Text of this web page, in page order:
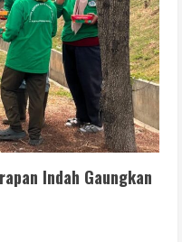
Indah Gaungkan